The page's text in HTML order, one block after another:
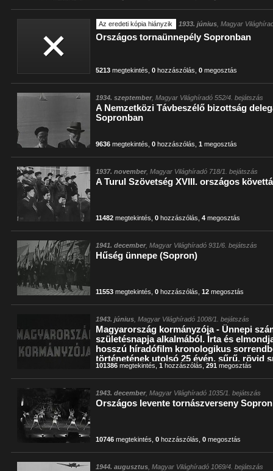
Az eredeti kópia hiányzik 1933. június , Magyar
Országos tornaünnepély Sopronban
5213 megtekintés ,0 hozzászólás ,0 megosztás
1934. szeptember, Magyar Világhíradó 552/4. bejátszás
A Nemzetközi Távbeszélő bizottság
Sopronban
9636 megtekintés ,0 hozzászólás ,1 megosztás
1937. november, Magyar Világhíradó 718/1. bejátszás
A Turul Szövetség XVIII. országos
11482 megtekintés ,0 hozzászólás ,4 megosztás
1941. december, Magyar Világhíradó 931/6. bejátszás
Hűség ünnepe (Sopron)
11553 megtekintés ,0 hozzászólás ,12 megosztás
1943. június , Magyar Világhíradó 1008/1. bejátszás
Magyarország kormányzója - Ünnepi
születésnapja alkalmából. Írta és
hosszú híradófilm kronologikus
történetének utolsó 25 évén, sűrű, rövid
és kommentátort egy szobában látjuk,
eredeti felvételen halljuk.)
101386 megtekintés ,1 hozzászólás ,291 megosztás
1943. december, Magyar Világhíradó 1035/1. bejátszás
Országos levente tornászverseny
10746 megtekintés ,0 hozzászólás ,0 megosztás
1944. augusztus , Magyar Világhíradó 1069/4. bejátszás